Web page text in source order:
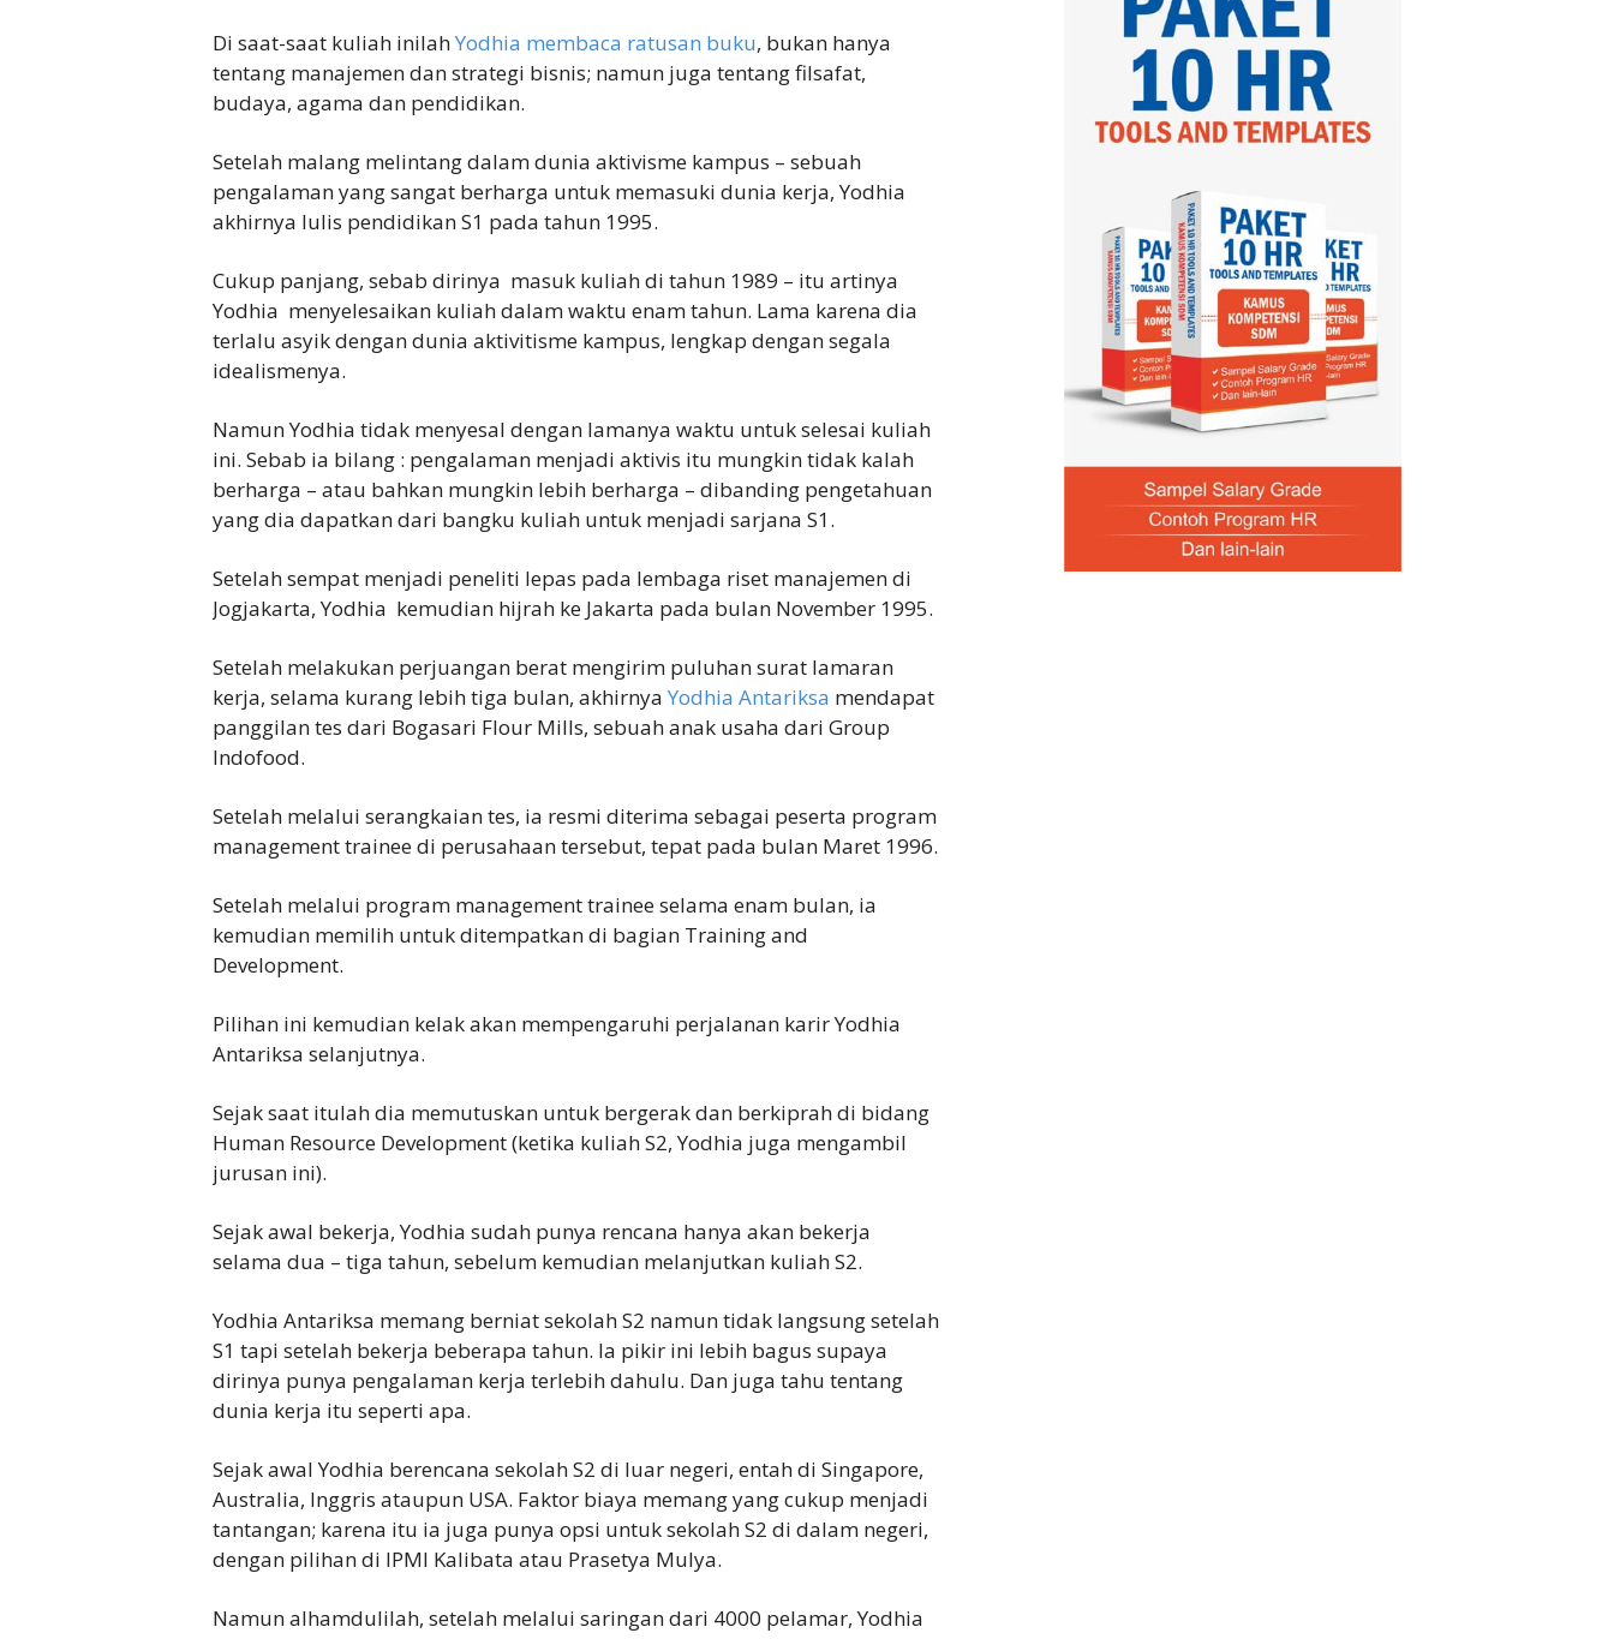
Di saat-saat kuliah inilahYodhia membaca ratusan buku, bukan hanya
tentang manajemen dan strategi bisnis; namun juga tentang filsafat,
budaya, agama dan pendidikan.
Setelah malang melintang dalam dunia aktivisme kampus – sebuah
pengalaman yang sangat berharga untuk memasuki dunia kerja, Yodhia
akhirnya lulis pendidikan S1 pada tahun 1995.
Cukup panjang, sebab dirinya masuk kuliah di tahun 1989 – itu artinya
Yodhia menyelesaikan kuliah dalam waktu enam tahun. Lama karena dia
terlalu asyik dengan dunia aktivitisme kampus, lengkap dengan segala
idealismenya.
Namun Yodhia tidak menyesal dengan lamanya waktu untuk selesai kuliah
ini. Sebab ia bilang : pengalaman menjadi aktivis itu mungkin tidak kalah
berharga – atau bahkan mungkin lebih berharga – dibanding pengetahuan
yang dia dapatkan dari bangku kuliah untuk menjadi sarjana S1.
Setelah sempat menjadi peneliti lepas pada lembaga riset manajemen di
Jogjakarta, Yodhia kemudian hijrah ke Jakarta pada bulan November 1995.
Setelah melakukan perjuangan berat mengirim puluhan surat lamaran
kerja, selama kurang lebih tiga bulan, akhirnya Yodhia Antariksa mendapat
panggilan tes dari Bogasari Flour Mills, sebuah anak usaha dari Group
Indofood.
Setelah melalui serangkaian tes, ia resmi diterima sebagai peserta program
management trainee di perusahaan tersebut, tepat pada bulan Maret 1996.
Setelah melalui program management trainee selama enam bulan, ia
kemudian memilih untuk ditempatkan di bagian Training and
Development.
Pilihan ini kemudian kelak akan mempengaruhi perjalanan karir Yodhia
Antariksa selanjutnya.
Sejak saat itulah dia memutuskan untuk bergerak dan berkiprah di bidang
Human Resource Development (ketika kuliah S2, Yodhia juga mengambil
jurusan ini).
Sejak awal bekerja, Yodhia sudah punya rencana hanya akan bekerja
selama dua – tiga tahun, sebelum kemudian melanjutkan kuliah S2.
Yodhia Antariksa memang berniat sekolah S2 namun tidak langsung setelah
S1 tapi setelah bekerja beberapa tahun. Ia pikir ini lebih bagus supaya
dirinya punya pengalaman kerja terlebih dahulu. Dan juga tahu tentang
dunia kerja itu seperti apa.
Sejak awal Yodhia berencana sekolah S2 di luar negeri, entah di Singapore,
Australia, Inggris ataupun USA. Faktor biaya memang yang cukup menjadi
tantangan; karena itu ia juga punya opsi untuk sekolah S2 di dalam negeri,
dengan pilihan di IPMI Kalibata atau Prasetya Mulya.
Namun alhamdulilah, setelah melalui saringan dari 4000 pelamar, Yodhia